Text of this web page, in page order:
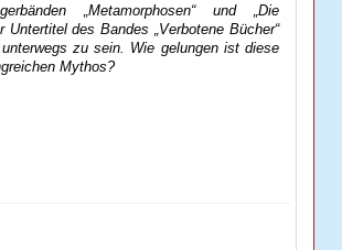
„Metamorphosen“ und „Die
des Bandes „Verbotene Bücher“
zu sein. Wie gelungen ist diese
Mythos?